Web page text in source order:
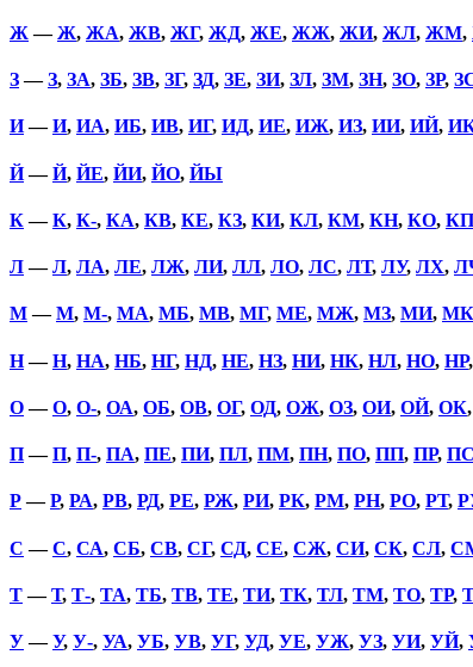
Ж —Ж, ЖА, ЖВ, ЖГ, ЖД, ЖЕ, ЖЖ, ЖИ, ЖЛ, ЖМ,
З—З, ЗА, ЗБ, ЗВ, ЗГ, ЗД, ЗЕ, ЗИ, ЗЛ, ЗМ, ЗН, ЗО, ЗР,
И—И, ИА, ИБ, ИВ, ИГ, ИД, ИЕ, ИЖ, ИЗ, ИИ, ИЙ,
Й—Й, ЙЕ, ЙИ, ЙО, ЙЫ
К—К, К-, КА, КВ, КЕ, КЗ, КИ, КЛ, КМ, КН, КО, КП
Л—Л, ЛА, ЛЕ, ЛЖ, ЛИ, ЛЛ, ЛО, ЛС, ЛТ, ЛУ, ЛХ,
М—М, М-, МА, МБ, МВ, МГ, МЕ, МЖ, МЗ, МИ, МК
Н—Н, НА, НБ, НГ, НД, НЕ, НЗ, НИ, НК, НЛ, НО, НР,
О—О, О-, ОА, ОБ, ОВ, ОГ, ОД, ОЖ, ОЗ, ОИ, ОЙ, ОК,
П—П, П-, ПА, ПЕ, ПИ, ПЛ, ПМ, ПН, ПО, ПП, ПР, ПС
Р—Р, РА, РВ, РД, РЕ, РЖ, РИ, РК, РМ, РН, РО, РТ,
С —С, СА, СБ, СВ, СГ, СД, СЕ, СЖ, СИ, СК, СЛ,
Т—Т, Т-, ТА, ТБ, ТВ, ТЕ, ТИ, ТК, ТЛ, ТМ, ТО, ТР,
У—У, У-, УА, УБ, УВ, УГ, УД, УЕ, УЖ, УЗ, УИ, УЙ,